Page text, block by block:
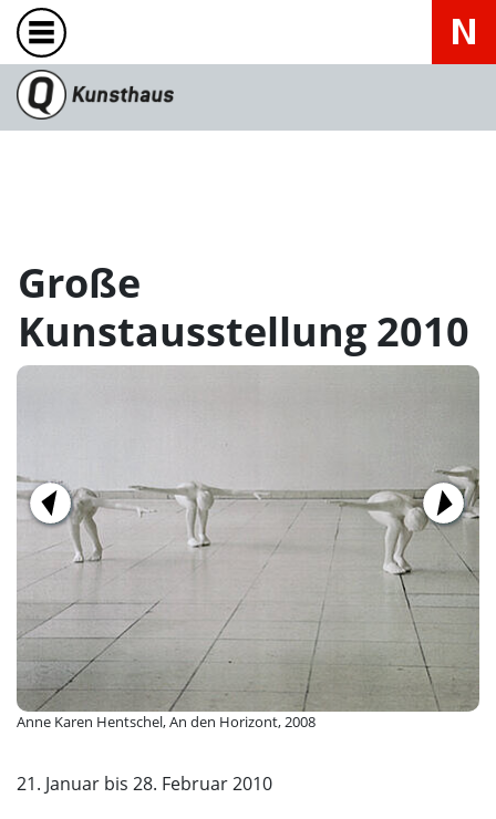
Große
Kunstausstellung 2010
21. Januar bis 28. Februar 2010
Anne Karen Hentschel, An den Horizont, 2008